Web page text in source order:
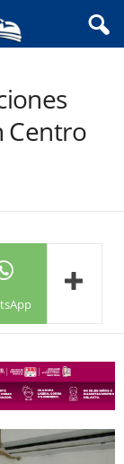
Centro